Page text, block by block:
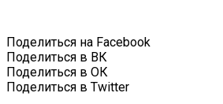
Поделиться на Facebook
Поделиться в ВК
Поделиться в ОК
Поделиться в Twitter